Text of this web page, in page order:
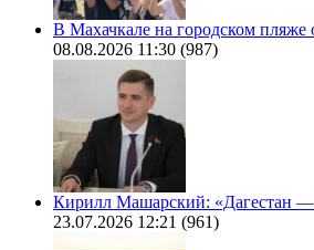
В Махачкале на городском
08.08.2026 11:30 (987)
Кирилл Машарский: «Дагестан
23.07.2026 12:21 (961)